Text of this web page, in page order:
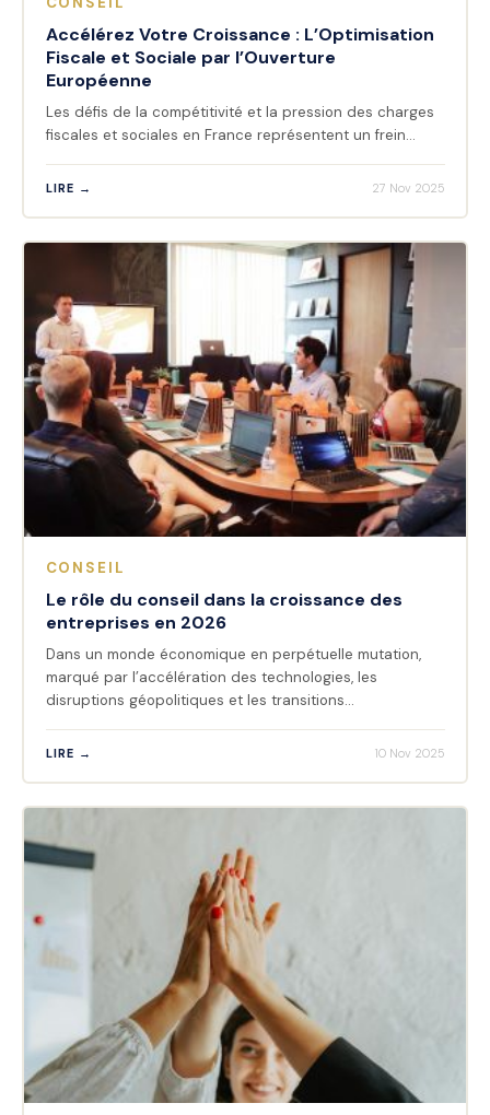
Accélérez Votre Croissance : L’Optimisation
Fiscale et Sociale par l’Ouverture
Européenne
Les défis de la compétitivité et la pression des charges
fiscales et sociales en France représentent un frein…
LIRE → 27 Nov 2025
CONSEIL
Le rôle du conseil dans la croissance des
entreprises en 2026
Dans un monde économique en perpétuelle mutation,
marqué par l’accélération des technologies, les
disruptions géopolitiques et les transitions…
LIRE → 10 Nov 2025